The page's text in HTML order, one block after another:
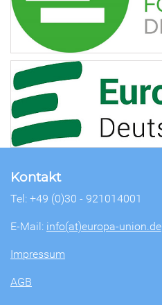
Kontakt
Tel: +49 (0)30 - 921014001
E-Mail: info(at)europa-union.de
Impressum
AGB